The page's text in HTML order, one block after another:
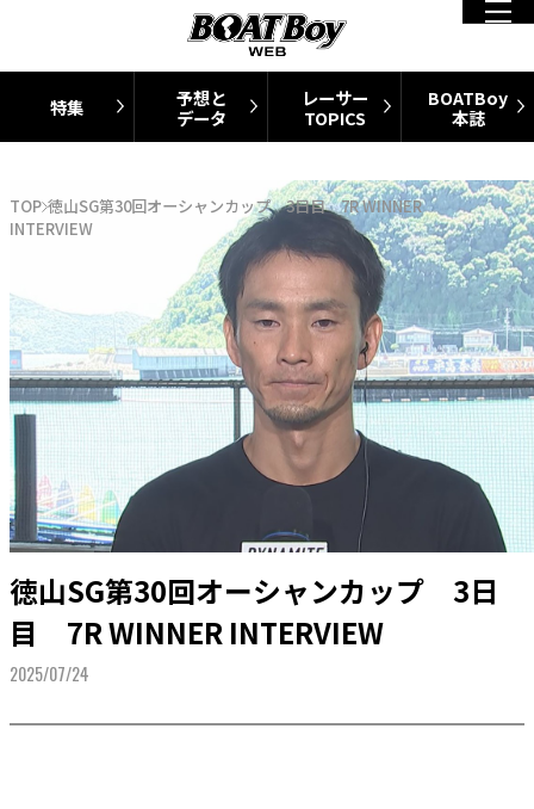
特集
予想と
データ
レーサー
TOPICS
BOATBoy
本誌
TOP 徳山SG第30回オーシャンカップ 3日目 7R WINNER
INTERVIEW
徳山SG第30回オーシャンカップ 3日
目 7R WINNER INTERVIEW
2025/07/24